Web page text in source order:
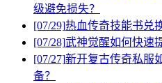
级避免损失？
[07/29]热血传奇技能书兑
[07/28]武神觉醒如何快速
[07/27]新开复古传奇私服
备？